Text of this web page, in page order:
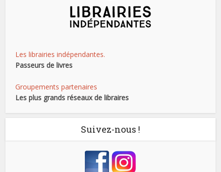
Les librairies indépendantes.
Passeurs de livres
Groupements partenaires
Les plus grands réseaux de libraires
Suivez-nous !